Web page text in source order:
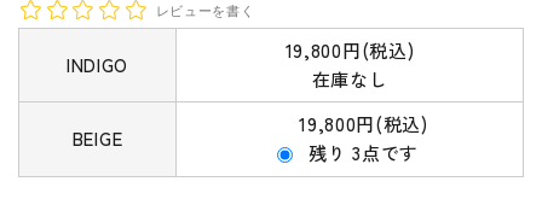
レビューを書く
INDIGO
19,800円(税込)
在庫なし
BEIGE
19,800円(税込)
残り 3点です